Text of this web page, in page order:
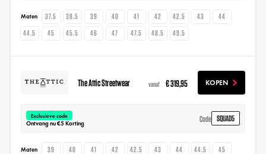
Maten 37.5 38.5 39 40 41 42 42.5 43
44
44.5
45 45.5 46 47 47.5 48.5 49.5
The Attic Streetwear vanaf € 319,95 KOPEN
Exclusieve code
Ontvang nu €5 Korting
Code SQUAD5
Maten 39 40 41 42 42.5 43 44 44.5
45